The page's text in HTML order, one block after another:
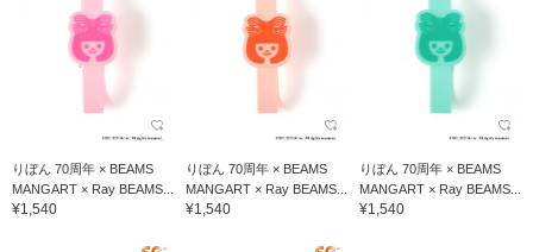
りぼん 70周年 × BEAMS
MANGART × Ray BEAMS...
¥1,540
りぼん 70周年 × BEAMS
MANGART × Ray BEAMS...
¥1,540
りぼん 70周年 × BEAMS
MANGART × Ray BEAMS...
¥1,540